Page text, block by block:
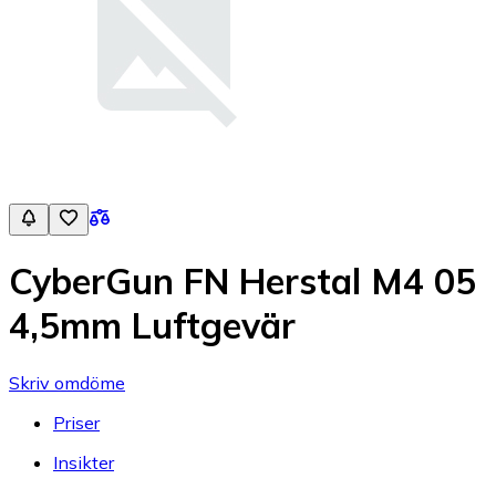
CyberGun FN Herstal M4 05
4,5mm Luftgevär
Skriv omdöme
Priser
Insikter